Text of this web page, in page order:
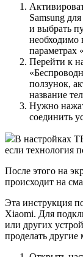
Samsung
и выбрать
необходимо
параметрах
Перейти к
ползунок,
название
Нужно
соединить
В настройках
если технология
После этого на
происходит на
Эта инструкция
Xiaomi. Для
или других
проделать